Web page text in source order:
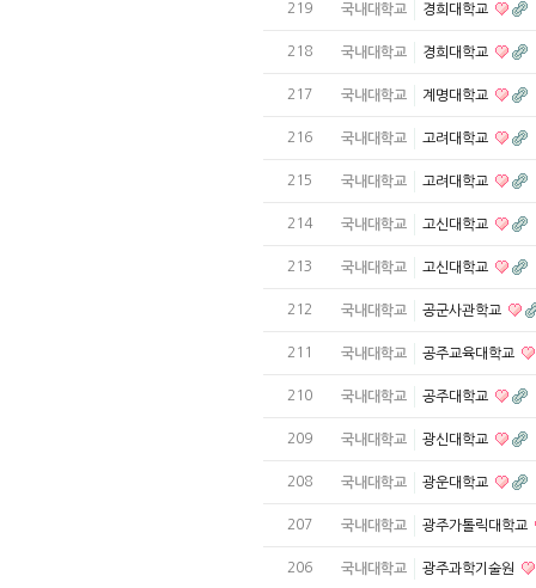
219 국내대학교 경희대학교
218 국내대학교 경희대학교
217 국내대학교 계명대학교
216 국내대학교 고려대학교
215 국내대학교 고려대학교
214 국내대학교 고신대학교
213 국내대학교 고신대학교
212 국내대학교 공군사관학교
211 국내대학교 공주교육대학교
210 국내대학교 공주대학교
209 국내대학교 광신대학교
208 국내대학교 광운대학교
207 국내대학교 광주가톨릭대학교
206 국내대학교 광주과학기술원